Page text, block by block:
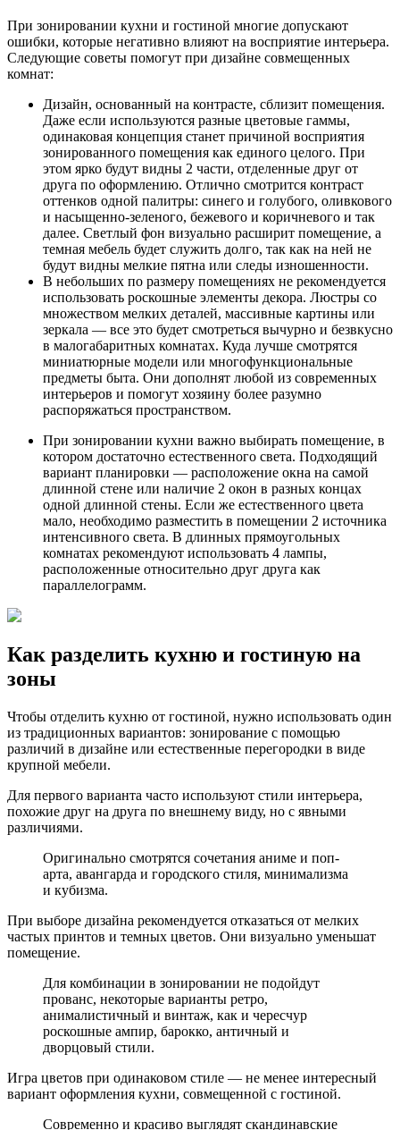
При зонировании кухни и гостиной многие допускают
ошибки, которые негативно влияют на восприятие интерьера.
Следующие советы помогут при дизайне совмещенных
комнат:
Дизайн, основанный на контрасте, сблизит помещения.
Даже если используются разные цветовые гаммы,
одинаковая концепция станет причиной восприятия
зонированного помещения как единого целого. При
этом ярко будут видны 2 части, отделенные друг от
друга по оформлению. Отлично смотрится контраст
оттенков одной палитры: синего и голубого, оливкового
и насыщенно-зеленого, бежевого и коричневого и так
далее. Светлый фон визуально расширит помещение, а
темная мебель будет служить долго, так как на ней не
будут видны мелкие пятна или следы изношенности.
В небольших по размеру помещениях не рекомендуется
использовать роскошные элементы декора. Люстры со
множеством мелких деталей, массивные картины или
зеркала — все это будет смотреться вычурно и безвкусно
в малогабаритных комнатах. Куда лучше смотрятся
миниатюрные модели или многофункциональные
предметы быта. Они дополнят любой из современных
интерьеров и помогут хозяину более разумно
распоряжаться пространством.
При зонировании кухни важно выбирать помещение, в
котором достаточно естественного света. Подходящий
вариант планировки — расположение окна на самой
длинной стене или наличие 2 окон в разных концах
одной длинной стены. Если же естественного цвета
мало, необходимо разместить в помещении 2 источника
интенсивного света. В длинных прямоугольных
комнатах рекомендуют использовать 4 лампы,
расположенные относительно друг друга как
параллелограмм.
Как разделить кухню и гостиную на
зоны
Чтобы отделить кухню от гостиной, нужно использовать один
из традиционных вариантов: зонирование с помощью
различий в дизайне или естественные перегородки в виде
крупной мебели.
Для первого варианта часто используют стили интерьера,
похожие друг на друга по внешнему виду, но с явными
различиями.
Оригинально смотрятся сочетания аниме и поп-
арта, авангарда и городского стиля, минимализма
и кубизма.
При выборе дизайна рекомендуется отказаться от мелких
частых принтов и темных цветов. Они визуально уменьшат
помещение.
Для комбинации в зонировании не подойдут
прованс, некоторые варианты ретро,
анималистичный и винтаж, как и чересчур
роскошные ампир, барокко, античный и
дворцовый стили.
Игра цветов при одинаковом стиле — не менее интересный
вариант оформления кухни, совмещенной с гостиной.
Современно и красиво выглядят скандинавские